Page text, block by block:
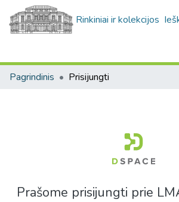
Rinkiniai ir kolekcijos
Pagrindinis Prisijungti
Prašome prisijungti prie